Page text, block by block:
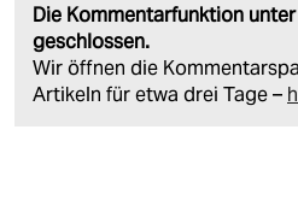
Die Kommentarfunktion
geschlossen.
Wir öffnen die
Artikeln für etwa drei Tage –